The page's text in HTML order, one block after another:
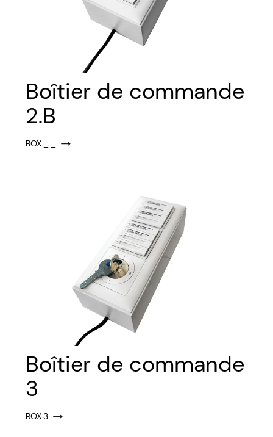
Boîtier de commande
2.B
BOX._._
Boîtier de commande
3
BOX.3